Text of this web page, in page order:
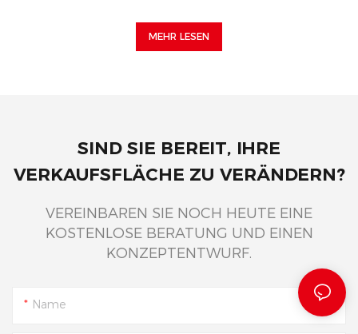
MEHR LESEN
SIND SIE BEREIT, IHRE
VERKAUFSFLÄCHE ZU VERÄNDERN?
VEREINBAREN SIE NOCH HEUTE EINE
KOSTENLOSE BERATUNG UND EINEN
KONZEPTENTWURF.
Name